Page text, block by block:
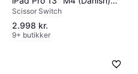
Black
Scissor Switch
2.998 kr.
9+ butikker